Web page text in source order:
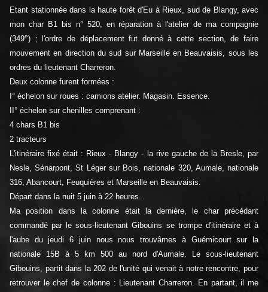
Etant stationnée dans la haute forêt d'Eu à Rieux, sud de Blangy, avec
mon char B1 bis n° 520, en réparation à l'atelier de ma compagnie
(349e) ; l'ordre de déplacement fut donné à cette section, de faire
mouvement en direction du sud sur Marseille en Beauvaisis, sous les
ordres du lieutenant Charreron.
Deux colonne furent formées :
I° échelon sur roues : camions atelier. Magasin. Essence.
II° échelon sur chenilles comprenant :
4 chars B1 bis
2 tracteurs
L'itinéraire fixé était : Rieux - Blangy - la rive gauche de la Bresle, par
Nesle, Sénarpont, St Léger sur Bois, nationale 320, Aumale, nationale
316, Abancourt, Feuquières et Marseille en Beauvaisis.
Départ dans la nuit 5 juin à 22 heures.
Ma position dans la colonne était la dernière, le char précédant
commandé par le sous-lieutenant Gibouins se trompe d'itinéraire et à
l'aube du jeudi 6 juin nous nous trouvâmes à Guémicourt sur la
nationale 15B à 5 km 500 au nord d'Aumale. Le sous-lieutenant
Gibouins, partit dans la 202 de l'unité qui venait à notre rencontre, pour
retrouver le chef de colonne : Lieutenant Charreron. En partant, il me